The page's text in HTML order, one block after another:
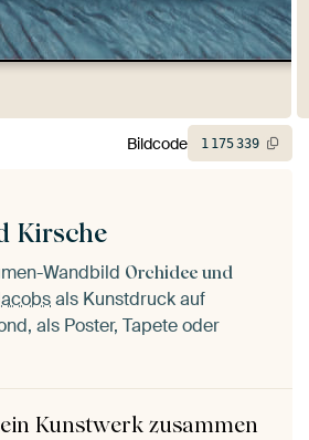
Kirsche
Wandbild Orchidee und
als Kunstdruck auf
als Poster, Tapete oder
Kunstwerk zusammen
Bildcode 1 175339